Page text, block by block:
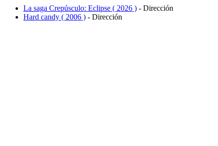
La saga Crepúsculo: Eclipse ( 2026 ) - Dirección
Hard candy ( 2006 ) - Dirección